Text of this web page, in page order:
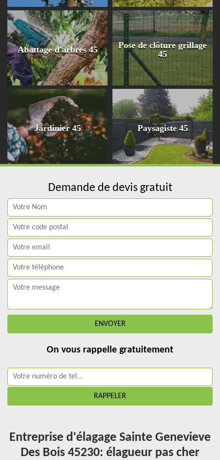
Abattage d'arbres 45
Pose de clôture grillage
45
Jardinier 45 Paysagiste 45
Demande de devis gratuit
On vous rappelle gratuitement
Entreprise d'élagage Sainte Genevieve
Des Bois 45230: élagueur pas cher